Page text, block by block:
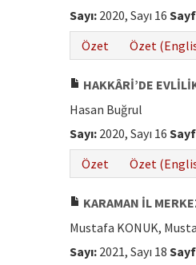
Sayı: 2020, Sayı 16
Özet
Özet
HAKKÂRİ’DE
Hasan Buğrul
Sayı: 2020, Sayı 16
Özet
Özet
KARAMAN İL
Mustafa KONUK,
Sayı: 2021, Sayı 18